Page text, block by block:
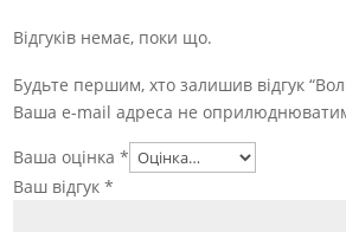
Відгуків немає, поки що.
Будьте першим, хто залишив відгук
Ваша e-mail адреса не
Ваша оцінка *
Ваш відгук *